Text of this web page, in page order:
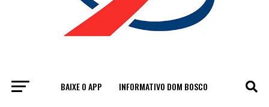
BAIXE O APP INFORMATIVO DOM BOSCO
All posts tagged "instituto"